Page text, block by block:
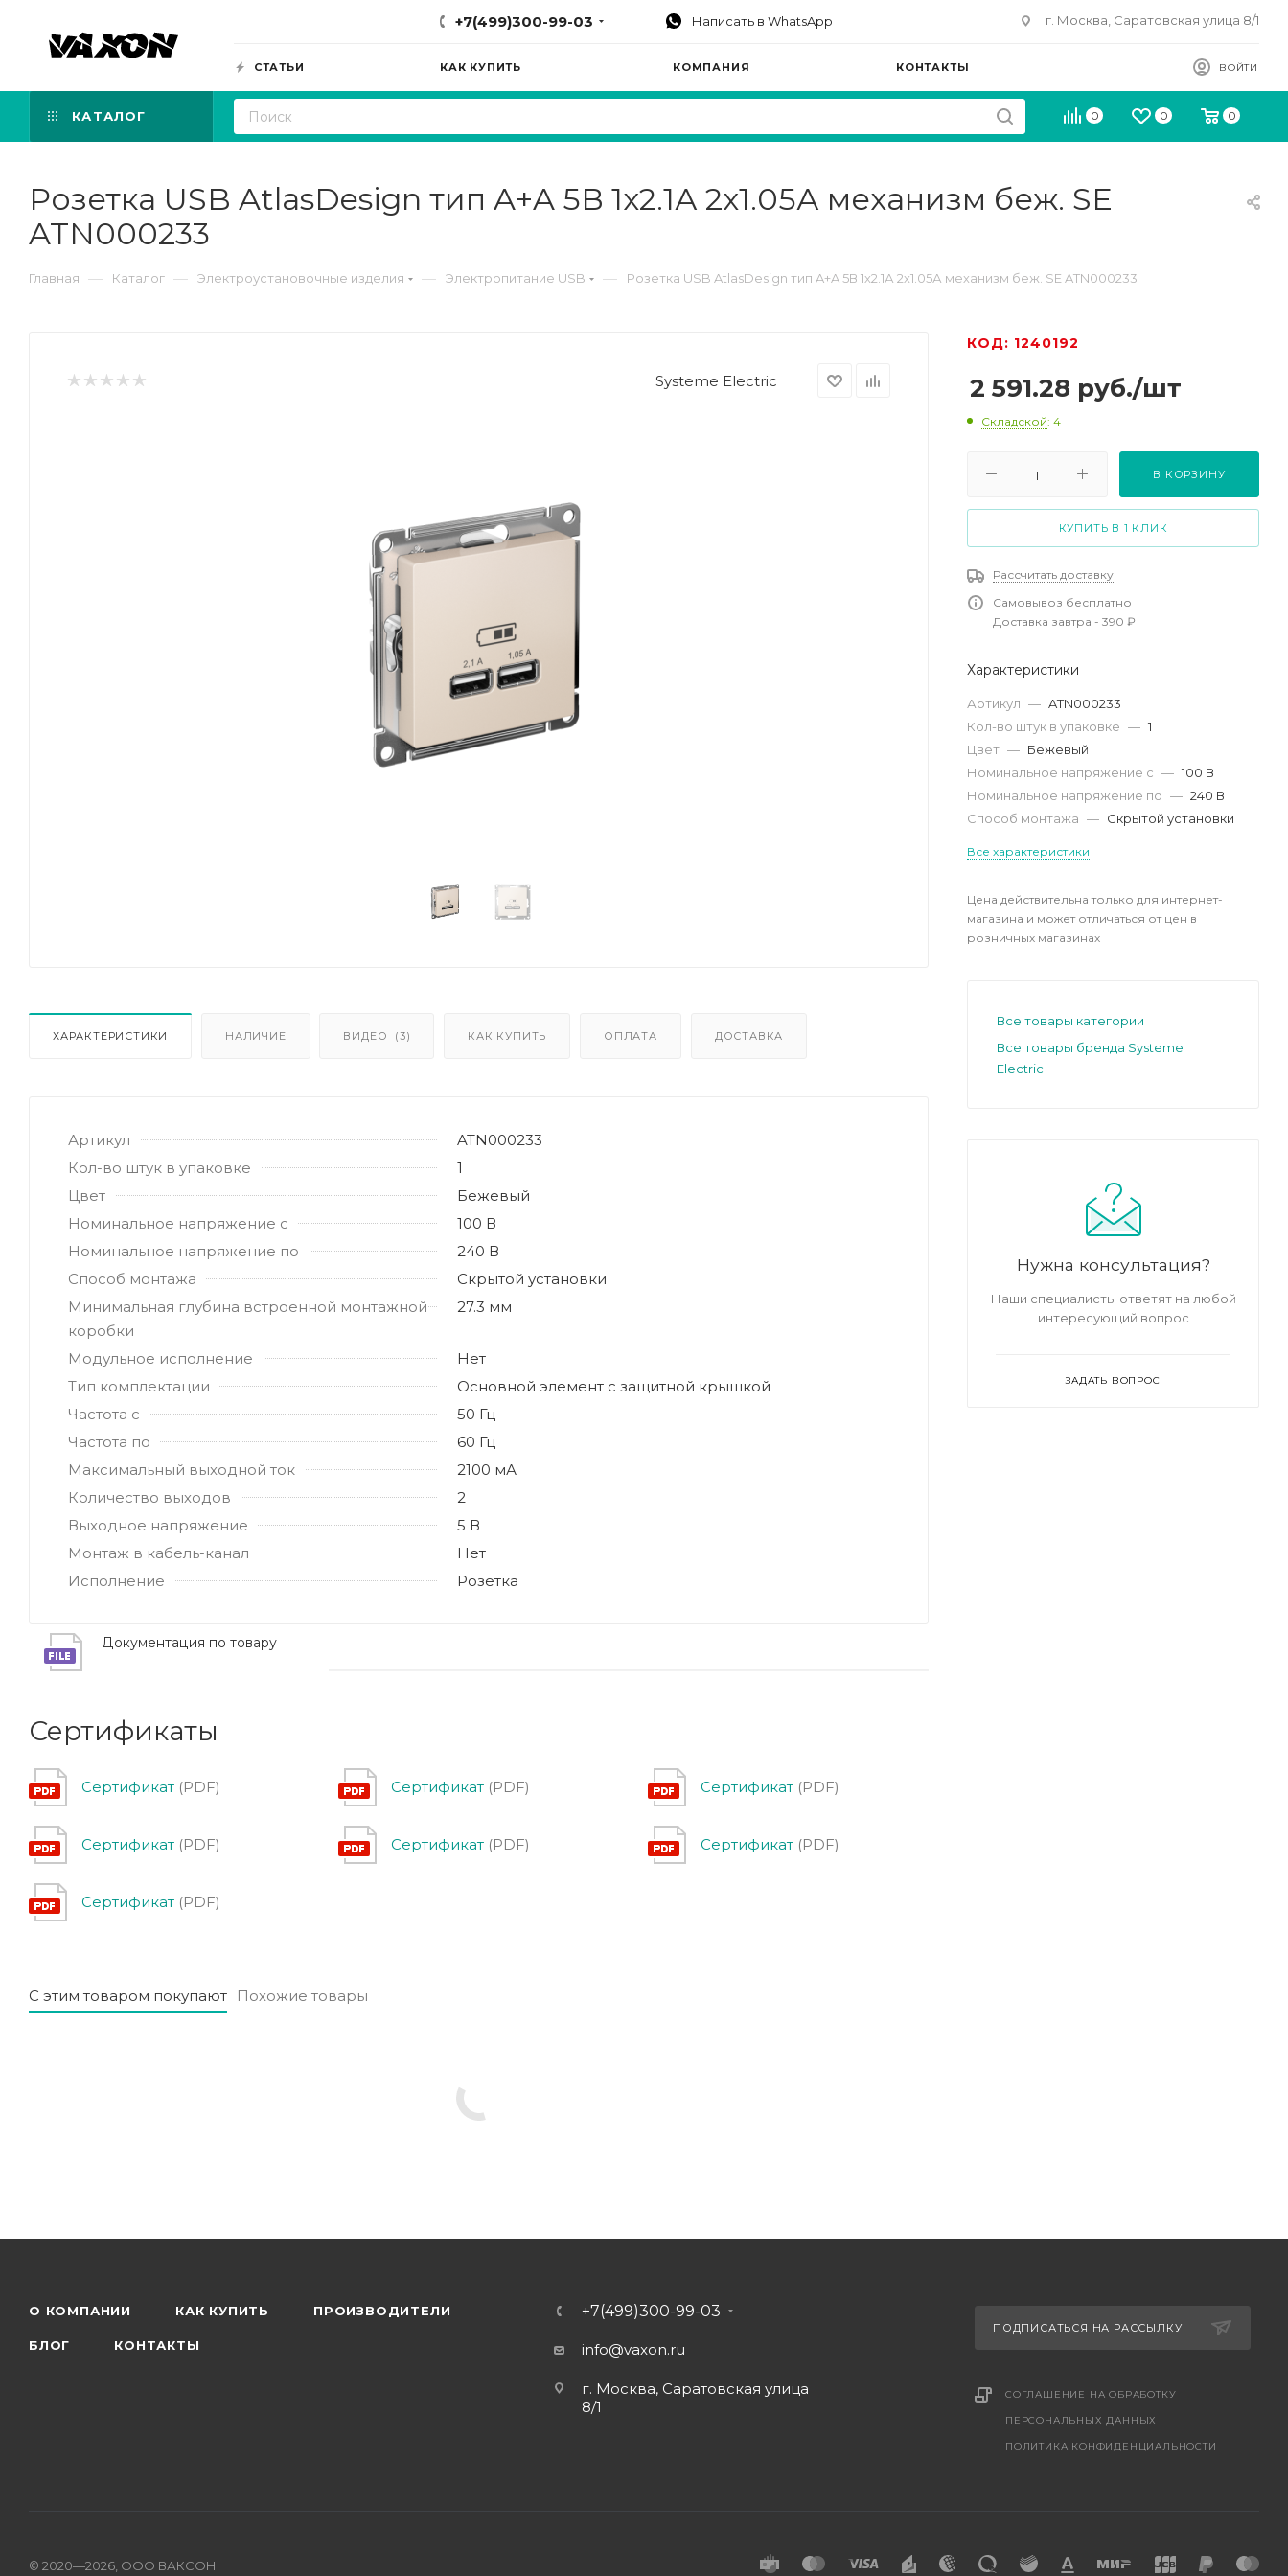
+7(499)300-99-03 Написать в WhatsApp г. Москва, Саратовская улица 8/1
ВОЙТИ
СТАТЬИ КАК КУПИТЬ КОМПАНИЯ КОНТАКТЫ
0 0 0
КАТАЛОГ
Розетка USB AtlasDesign тип A+A 5В 1х2.1А 2х1.05А механизм беж. SE
ATN000233
Главная — Каталог — Электроустановочные изделия — Электропитание USB — Розетка USB AtlasDesign тип A+A 5В 1х2.1А 2х1.05А механизм беж. SE ATN000233
Systeme Electric
ХАРАКТЕРИСТИКИ НАЛИЧИЕ ВИДЕО (3) КАК КУПИТЬ ОПЛАТА ДОСТАВКА
Артикул
ATN000233
Кол-во штук в упаковке
1
Цвет
Бежевый
Номинальное напряжение с
100 В
Номинальное напряжение по
240 В
Способ монтажа
Скрытой установки
Минимальная глубина встроенной монтажной
коробки
27.3 мм
Модульное исполнение
Нет
Тип комплектации
Основной элемент с защитной крышкой
Частота с
50 Гц
Частота по
60 Гц
Максимальный выходной ток
2100 мА
Количество выходов
2
Выходное напряжение
5 В
Монтаж в кабель-канал
Нет
Исполнение
Розетка
Документация по товару
Сертификаты
Сертификат (PDF) Сертификат (PDF) Сертификат (PDF)
Сертификат (PDF) Сертификат (PDF) Сертификат (PDF)
Сертификат (PDF)
С этим товаром покупают Похожие товары
КОД: 1240192
2 591.28 руб./шт
Складской: 4
В КОРЗИНУ
КУПИТЬ В 1 КЛИК
Рассчитать доставку
Самовывоз бесплатно
Доставка завтра - 390 ₽
Характеристики
Артикул — ATN000233
Кол-во штук в упаковке — 1
Цвет — Бежевый
Номинальное напряжение с — 100 В
Номинальное напряжение по — 240 В
Способ монтажа — Скрытой установки
Все характеристики
Цена действительна только для интернет-
магазина и может отличаться от цен в
розничных магазинах
Все товары категории
Все товары бренда Systeme
Electric
Нужна консультация?
Наши специалисты ответят на любой
интересующий вопрос
ЗАДАТЬ ВОПРОС
О КОМПАНИИ КАК КУПИТЬ ПРОИЗВОДИТЕЛИ
БЛОГ КОНТАКТЫ
+7(499)300-99-03
info@vaxon.ru
г. Москва, Саратовская улица
8/1
ПОДПИСАТЬСЯ НА РАССЫЛКУ
СОГЛАШЕНИЕ НА ОБРАБОТКУ
ПЕРСОНАЛЬНЫХ ДАННЫХ
ПОЛИТИКА КОНФИДЕНЦИАЛЬНОСТИ
© 2020—2026, ООО ВАКСОН